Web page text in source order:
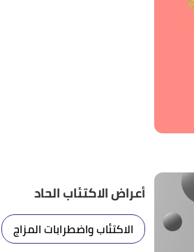
أعراض الاكتئاب الحاد
الاكتئاب واضطرابات المزاج